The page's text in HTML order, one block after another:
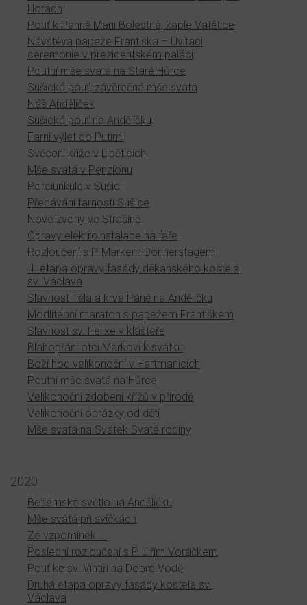
Horách
Pouť k Panně Marii Bolestné, kaple Vatětice
Návštěva papeže Františka – Uvítací
ceremonie v prezidentském paláci
Poutní mše svatá na Staré Hůrce
Sušická pouť, závěrečná mše svatá
Náš Andělíček
Sušická pouť na Andělíčku
Farní výlet do Putimi
Svěcení kříže v Liběticích
Mše svatá v Penzionu
Porciunkule v Sušici
Předávání farnosti Sušice
Nové zvony ve Strašíně
Opravy elektroinstalace na faře
Rozloučení s P. Markem Donnerstagem
II. etapa opravy fasády děkanského kostela
sv. Václava
Slavnost Těla a krve Páně na Andělíčku
Modlitební maraton s papežem Františkem
Slavnost sv. Felixe v klášteře
Blahopřání otci Markovi k svátku
Boží hod velikonoční v Hartmanicích
Poutní mše svatá na Hůrce
Velikonoční zdobení křížů v přírodě
Velikonoční obrázky od dětí
Mše svatá na Svátek Svaté rodiny
2020
Betlémské světlo na Andělíčku
Mše svátá při svíčkách
Ze vzpomínek ...
Poslední rozloučení s P. Jiřím Voráčkem
Pouť ke sv. Vintíři na Dobré Vodě
Druhá etapa opravy fasády kostela sv.
Václava